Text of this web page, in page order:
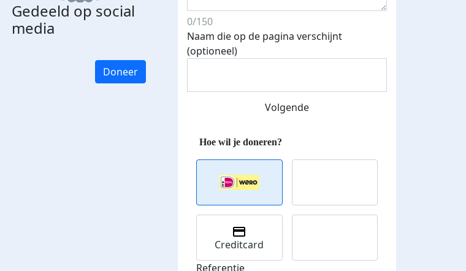
Gedeeld op social
media
Doneer
0/150
Naam die op de pagina verschijnt
(optioneel)
Volgende
Creditcard
Referentie